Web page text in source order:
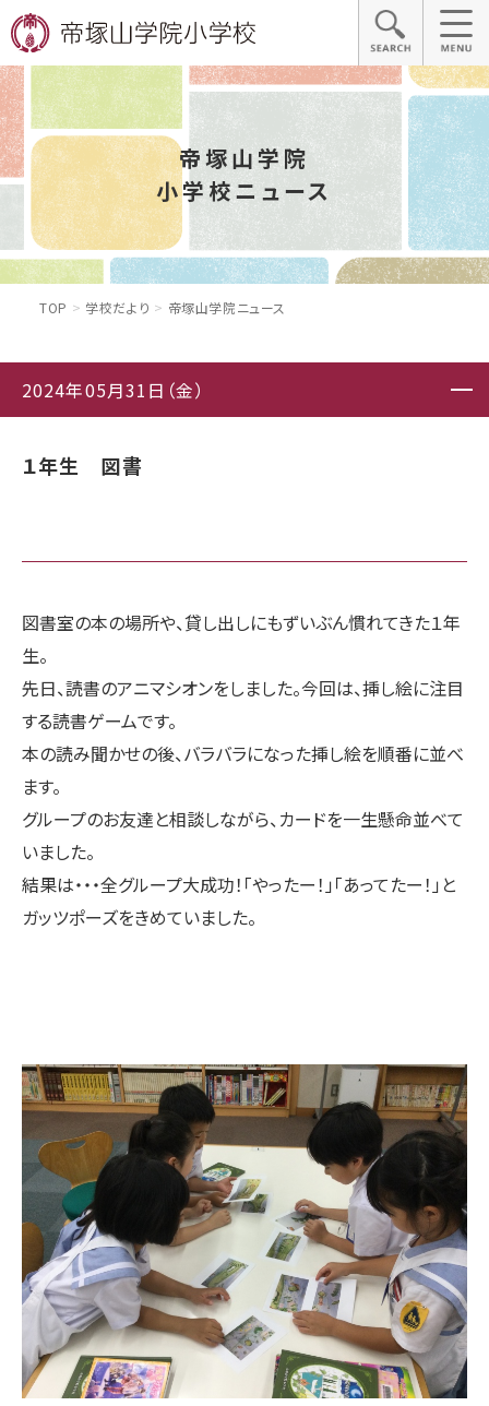
帝塚山学院
小学校ニュース
TOP 学校だより 帝塚山学院ニュース
2024年05月31日（金）
１年生 図書
図書室の本の場所や、貸し出しにもずいぶん慣れてきた１年
生。
先日、読書のアニマシオンをしました。今回は、挿し絵に注目
する読書ゲームです。
本の読み聞かせの後、バラバラになった挿し絵を順番に並べ
ます。
グループのお友達と相談しながら、カードを一生懸命並べて
いました。
結果は・・・全グループ大成功！「やったー！」「あってたー！」と
ガッツポーズをきめていました。